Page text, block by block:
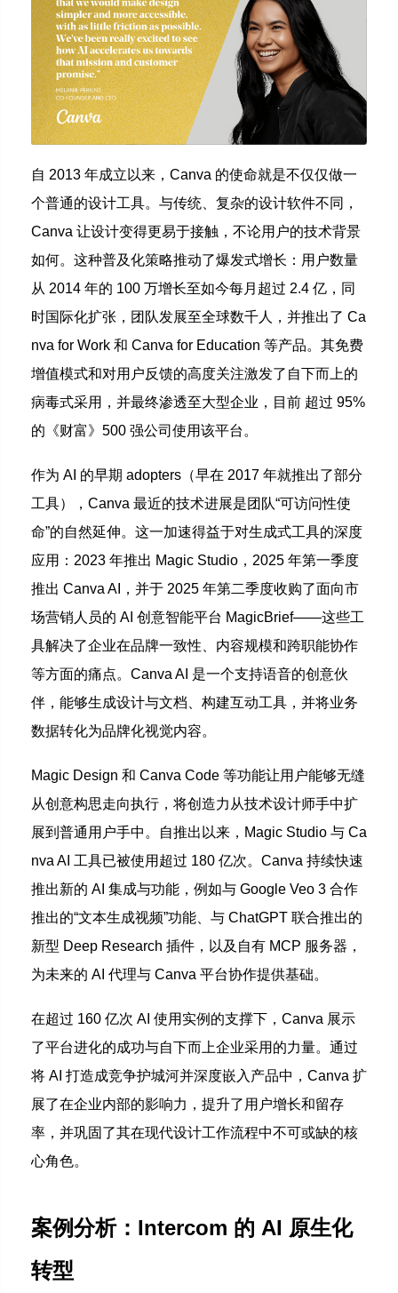
自 2013 年成立以来，Canva 的使命就是不仅仅做一
个普通的设计工具。与传统、复杂的设计软件不同，
Canva 让设计变得更易于接触，不论用户的技术背景
如何。这种普及化策略推动了爆发式增长：用户数量
从 2014 年的 100 万增长至如今每月超过 2.4 亿，同
时国际化扩张，团队发展至全球数千人，并推出了 Ca
nva for Work 和 Canva for Education 等产品。其免费
增值模式和对用户反馈的高度关注激发了自下而上的
病毒式采用，并最终渗透至大型企业，目前 超过 95%
的《财富》500 强公司使用该平台。
作为 AI 的早期 adopters（早在 2017 年就推出了部分
工具），Canva 最近的技术进展是团队“可访问性使
命”的自然延伸。这一加速得益于对生成式工具的深度
应用：2023 年推出 Magic Studio，2025 年第一季度
推出 Canva AI，并于 2025 年第二季度收购了面向市
场营销人员的 AI 创意智能平台 MagicBrief——这些工
具解决了企业在品牌一致性、内容规模和跨职能协作
等方面的痛点。Canva AI 是一个支持语音的创意伙
伴，能够生成设计与文档、构建互动工具，并将业务
数据转化为品牌化视觉内容。
Magic Design 和 Canva Code 等功能让用户能够无缝
从创意构思走向执行，将创造力从技术设计师手中扩
展到普通用户手中。自推出以来，Magic Studio 与 Ca
nva AI 工具已被使用超过 180 亿次。Canva 持续快速
推出新的 AI 集成与功能，例如与 Google Veo 3 合作
推出的“文本生成视频”功能、与 ChatGPT 联合推出的
新型 Deep Research 插件，以及自有 MCP 服务器，
为未来的 AI 代理与 Canva 平台协作提供基础。
在超过 160 亿次 AI 使用实例的支撑下，Canva 展示
了平台进化的成功与自下而上企业采用的力量。通过
将 AI 打造成竞争护城河并深度嵌入产品中，Canva 扩
展了在企业内部的影响力，提升了用户增长和留存
率，并巩固了其在现代设计工作流程中不可或缺的核
心角色。
案例分析：Intercom 的 AI 原生化
转型